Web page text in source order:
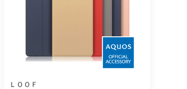
ＬＯＯＦ